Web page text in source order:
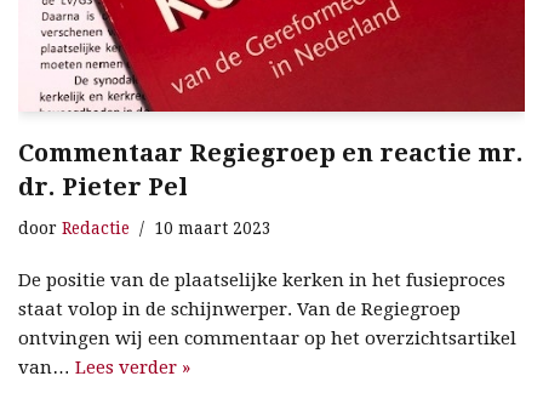
Commentaar Regiegroep en reactie mr.
dr. Pieter Pel
door Redactie 10 maart 2023
De positie van de plaatselijke kerken in het fusieproces
staat volop in de schijnwerper. Van de Regiegroep
ontvingen wij een commentaar op het overzichtsartikel
van… Lees verder »